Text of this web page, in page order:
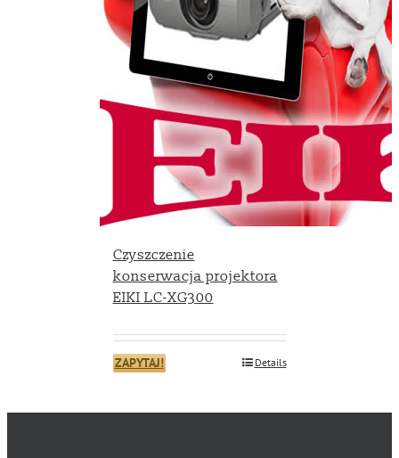
Czyszczenie
konserwacja projektora
EIKI LC-XG300
ZAPYTAJ! Details